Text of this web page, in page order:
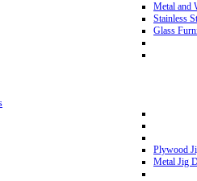
Metal and
Stainless
Glass
Plywood
Metal Jig